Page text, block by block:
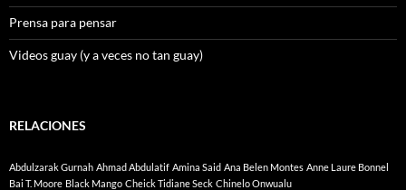
Prensa para pensar
Videos guay (y a veces no tan guay)
RELACIONES
Abdulzarak Gurnah Ahmad Abdulatif Amina Said Ana Belen Montes Anne Laure Bonnel
Bai T. Moore Black Mango Cheick Tidiane Seck Chinelo Onwualu